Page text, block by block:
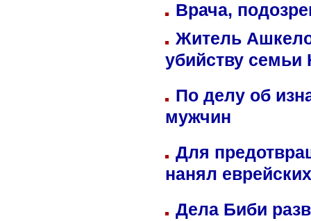
Врача,
Житель
убийству семьи
По делу об
мужчин
Для
нанял
Дела Биби